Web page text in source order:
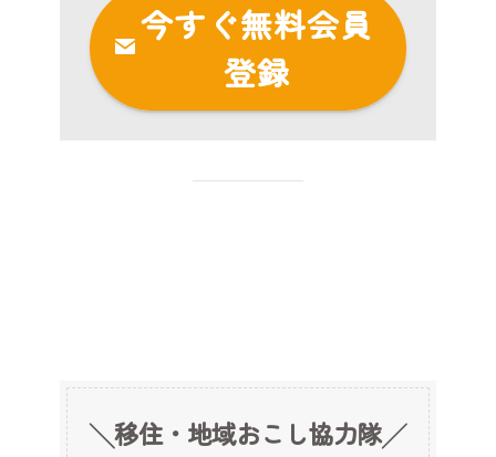
今すぐ無料会員
登録
╲移住・地域おこし協力隊╱